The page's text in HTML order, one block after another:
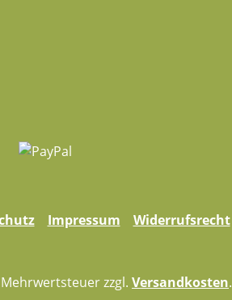
Impressum Widerrufsrecht
zzgl. Versandkosten.